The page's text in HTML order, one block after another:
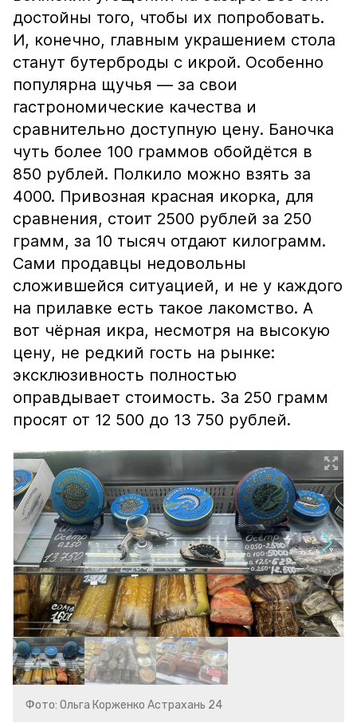
достойны того, чтобы их попробовать.
И, конечно, главным украшением стола
станут бутерброды с икрой. Особенно
популярна щучья — за свои
гастрономические качества и
сравнительно доступную цену. Баночка
чуть более 100 граммов обойдётся в
850 рублей. Полкило можно взять за
4000. Привозная красная икорка, для
сравнения, стоит 2500 рублей за 250
грамм, за 10 тысяч отдают килограмм.
Сами продавцы недовольны
сложившейся ситуацией, и не у каждого
на прилавке есть такое лакомство. А
вот чёрная икра, несмотря на высокую
цену, не редкий гость на рынке:
эксклюзивность полностью
оправдывает стоимость. За 250 грамм
просят от 12 500 до 13 750 рублей.
Фото: Ольга Корженко Астрахань 24